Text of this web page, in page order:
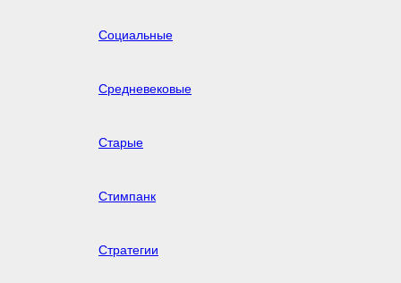
Социальные
Средневековые
Старые
Стимпанк
Стратегии